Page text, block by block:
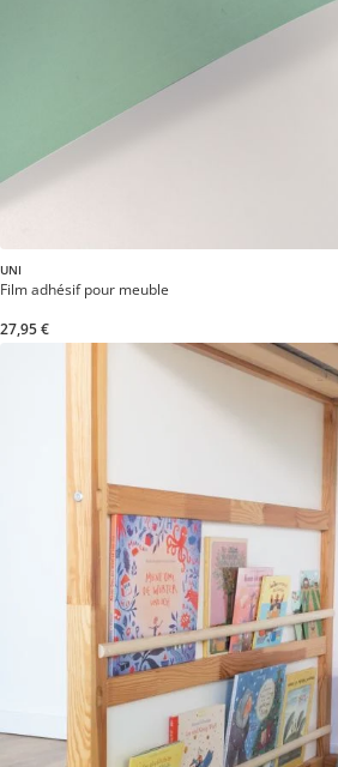
UNI
Film adhésif pour meuble
27,95 €